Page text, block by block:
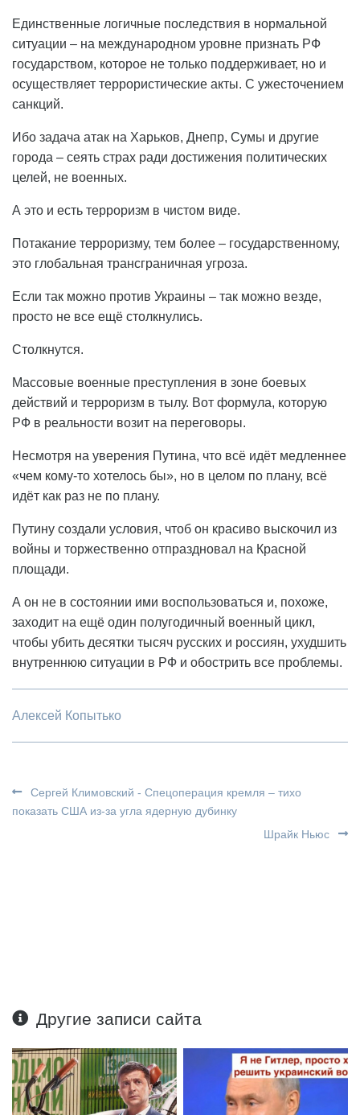
Единственные логичные последствия в нормальной
ситуации – на международном уровне признать РФ
государством, которое не только поддерживает, но и
осуществляет террористические акты. С ужесточением
санкций.
Ибо задача атак на Харьков, Днепр, Сумы и другие
города – сеять страх ради достижения политических
целей, не военных.
А это и есть терроризм в чистом виде.
Потакание терроризму, тем более – государственному,
это глобальная трансграничная угроза.
Если так можно против Украины – так можно везде,
просто не все ещё столкнулись.
Столкнутся.
Массовые военные преступления в зоне боевых
действий и терроризм в тылу. Вот формула, которую
РФ в реальности возит на переговоры.
Несмотря на уверения Путина, что всё идёт медленнее
«чем кому-то хотелось бы», но в целом по плану, всё
идёт как раз не по плану.
Путину создали условия, чтоб он красиво выскочил из
войны и торжественно отпраздновал на Красной
площади.
А он не в состоянии ими воспользоваться и, похоже,
заходит на ещё один полугодичный военный цикл,
чтобы убить десятки тысяч русских и россиян, ухудшить
внутреннюю ситуации в РФ и обострить все проблемы.
Алексей Копытько
Сергей Климовский - Спецоперация кремля – тихо
показать США из-за угла ядерную дубинку
Шрайк Ньюс
Другие записи сайта